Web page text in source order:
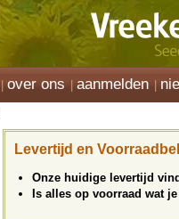
over ons aanmelden
Levertijd en
Onze huidige levertijd
Is alles op voorraad wat